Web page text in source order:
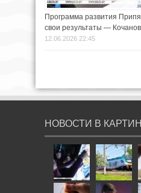
Программа развития
свои результаты —
12.06.2026 22:45
НОВОСТИ В